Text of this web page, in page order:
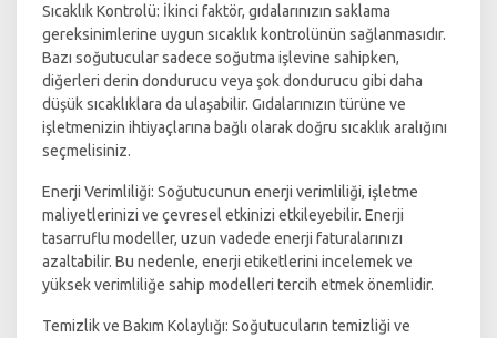
Sıcaklık Kontrolü: İkinci faktör, gıdalarınızın saklama
gereksinimlerine uygun sıcaklık kontrolünün sağlanmasıdır.
Bazı soğutucular sadece soğutma işlevine sahipken,
diğerleri derin dondurucu veya şok dondurucu gibi daha
düşük sıcaklıklara da ulaşabilir. Gıdalarınızın türüne ve
işletmenizin ihtiyaçlarına bağlı olarak doğru sıcaklık aralığını
seçmelisiniz.
Enerji Verimliliği: Soğutucunun enerji verimliliği, işletme
maliyetlerinizi ve çevresel etkinizi etkileyebilir. Enerji
tasarruflu modeller, uzun vadede enerji faturalarınızı
azaltabilir. Bu nedenle, enerji etiketlerini incelemek ve
yüksek verimliliğe sahip modelleri tercih etmek önemlidir.
Temizlik ve Bakım Kolaylığı: Soğutucuların temizliği ve